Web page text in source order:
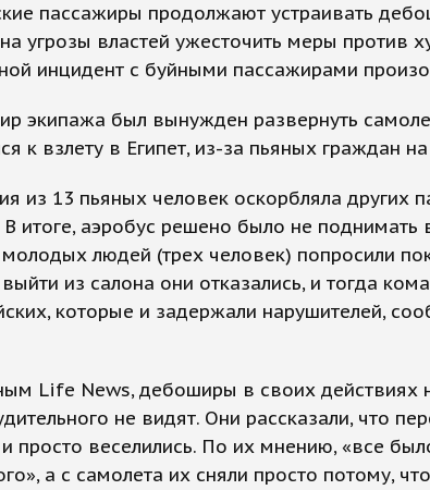
пассажиры продолжают устраивать
угрозы властей ужесточить меры против
инцидент с буйными пассажирами
экипажа был вынужден развернуть
к взлету в Египет, из-за пьяных граждан
из 13 пьяных человек оскорбляла других
В итоге, аэробус решено было не
людей (трех человек) попросили
из салона они отказались, и тогда
которые и задержали нарушителей,
Life News, дебоширы в своих действиях
не видят. Они рассказали, что
просто веселились. По их мнению, «все
а с самолета их сняли просто потому,